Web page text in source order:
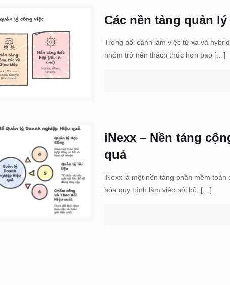
Các nền tảng quản
Trong bối cảnh làm việc từ xa và
nhóm trở nên thách thức hơn bao […]
iNexx – Nền tảng
quả
iNexx là một nền tảng phần mềm
hóa quy trình làm việc nội bộ, […]